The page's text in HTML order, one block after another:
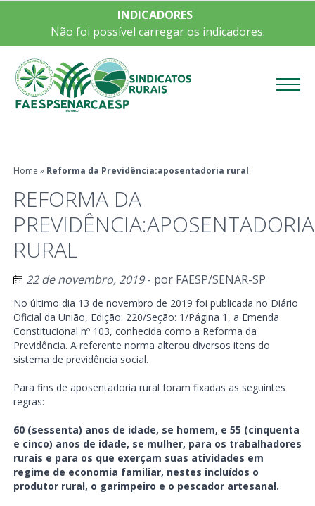
INDICADORES
Não foi possível carregar os indicadores.
Home » Reforma da Previdência:aposentadoria rural
REFORMA DA
PREVIDÊNCIA:APOSENTADORIA
RURAL
22 de novembro, 2019- por FAESP/SENAR-SP
No último dia 13 de novembro de 2019 foi publicada no Diário
Oficial da União, Edição: 220/Seção: 1/Página 1, a Emenda
Constitucional nº 103, conhecida como a Reforma da
Previdência. A referente norma alterou diversos itens do
sistema de previdência social.
Para fins de aposentadoria rural foram fixadas as seguintes
regras:
60 (sessenta) anos de idade, se homem, e 55 (cinquenta
e cinco) anos de idade, se mulher, para os trabalhadores
rurais e para os que exerçam suas atividades em
regime de economia familiar, nestes incluídos o
produtor rural, o garimpeiro e o pescador artesanal.